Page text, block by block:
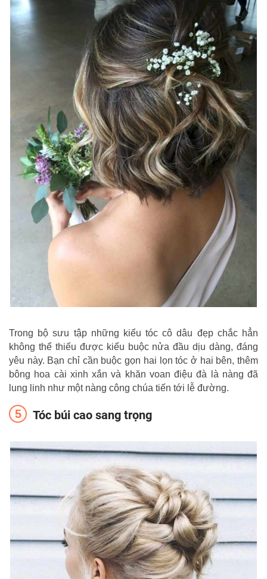
Trong bộ sưu tập những kiểu tóc cô dâu đẹp chắc hẳn
không thể thiếu được kiểu buộc nửa đầu dịu dàng, đáng
yêu này. Bạn chỉ cần buộc gọn hai lọn tóc ở hai bên, thêm
bông hoa cài xinh xắn và khăn voan điệu đà là nàng đã
lung linh như một nàng công chúa tiến tới lễ đường.
Tóc búi cao sang trọng